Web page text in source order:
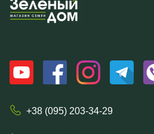
+38 (095) 203-34-29